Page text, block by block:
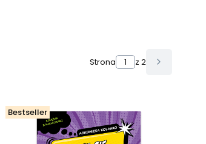
Strona z 2
Bestseller